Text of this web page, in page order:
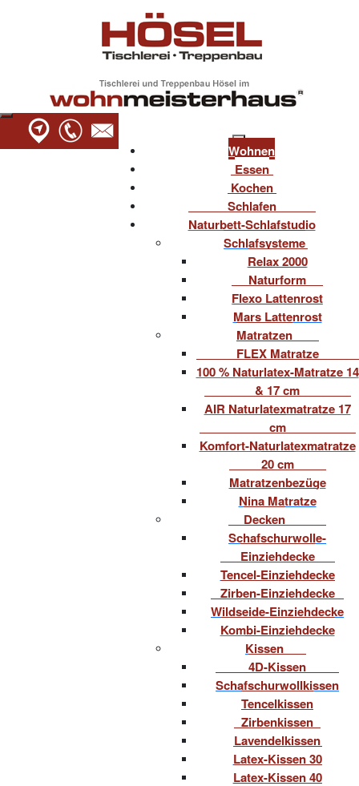
Wohnen
Essen
Kochen
Schlafen
Naturbett-Schlafstudio
Schlafsysteme
Relax 2000
Naturform
Flexo Lattenrost
Mars Lattenrost
Matratzen
FLEX Matratze
100 % Naturlatex-Matratze 14
& 17 cm
AIR Naturlatexmatratze 17
cm
Komfort-Naturlatexmatratze
20 cm
Matratzenbezüge
Nina Matratze
Decken
Schafschurwolle-
Einziehdecke
Tencel-Einziehdecke
Zirben-Einziehdecke
Wildseide-Einziehdecke
Kombi-Einziehdecke
Kissen
4D-Kissen
Schafschurwollkissen
Tencelkissen
Zirbenkissen
Lavendelkissen
Latex-Kissen 30
Latex-Kissen 40